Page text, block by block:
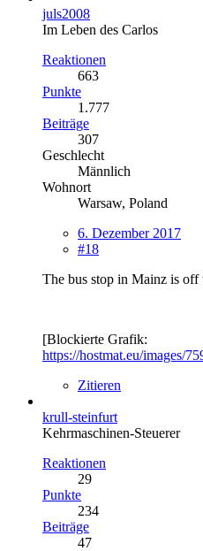
juls2008
Im Leben des Carlos
Reaktionen
663
Punkte
1.777
Beiträge
307
Geschlecht
Männlich
Wohnort
Warsaw, Poland
6. Dezember 2017
#18
The bus stop in Mainz is off
[Blockierte Grafik:
https://hostmat.eu/images/
Zitieren
krull-steinfurt
Kehrmaschinen-Steuerer
Reaktionen
29
Punkte
234
Beiträge
47